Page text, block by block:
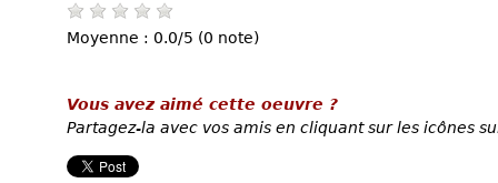
Moyenne : 0.0/5 (0 note)
Vous avez aimé cette oeuvre ?
Partagez-la avec vos amis en cliquant sur les icônes